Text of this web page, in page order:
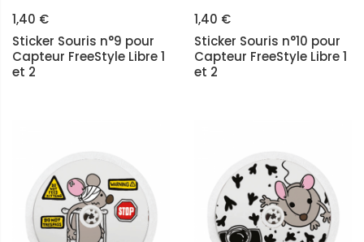
1,40 €
Sticker Souris n°9 pour
Capteur FreeStyle Libre 1
et 2
1,40 €
Sticker Souris n°10 pour
Capteur FreeStyle Libre 1
et 2